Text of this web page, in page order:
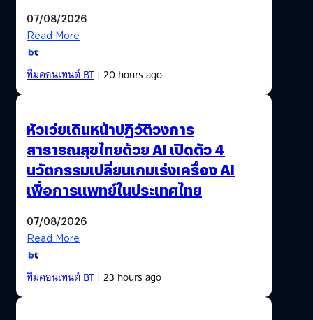
07/08/2026
Read More
ทีมคอนเทนต์ BT| 20 hours ago
หัวเว่ยเดินหน้าปฏิวัติวงการ
สาธารณสุขไทยด้วย AI เปิดตัว 4
นวัตกรรมเปลี่ยนเกมเร่งเครื่อง AI
เพื่อการแพทย์ในประเทศไทย
07/08/2026
Read More
ทีมคอนเทนต์ BT| 23 hours ago